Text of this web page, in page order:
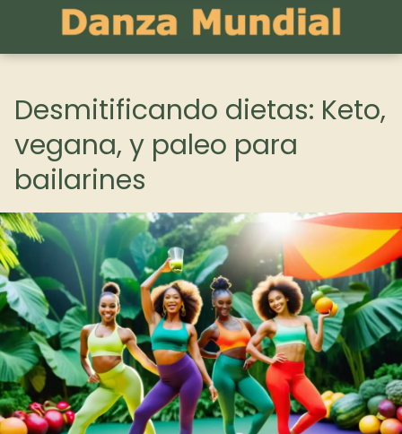
Desmitificando dietas: Keto,
vegana, y paleo para
bailarines